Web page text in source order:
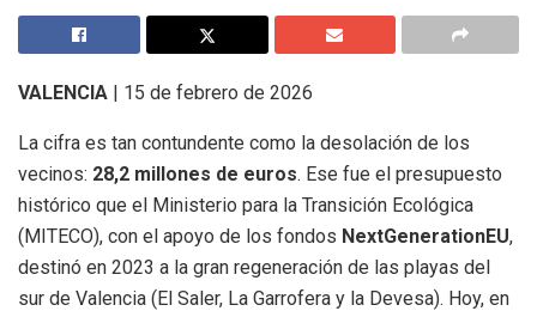
VALENCIA | 15 de febrero de 2026
La cifra es tan contundente como la desolación de los
vecinos: 28,2 millones de euros. Ese fue el presupuesto
histórico que el Ministerio para la Transición Ecológica
(MITECO), con el apoyo de los fondos NextGenerationEU,
destinó en 2023 a la gran regeneración de las playas del
sur de Valencia (El Saler, La Garrofera y la Devesa). Hoy, en